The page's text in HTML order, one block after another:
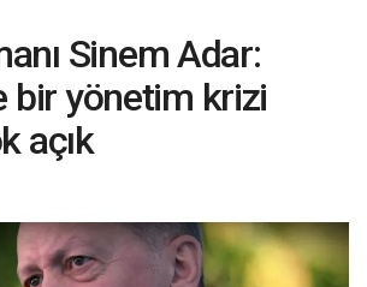
Sinem Adar:
bir yönetim krizi
açık